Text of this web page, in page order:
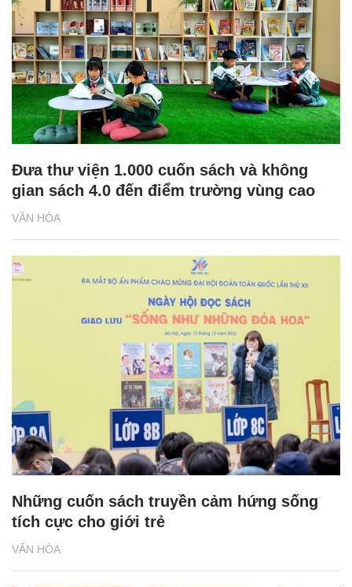
VĂN HÓA
Đưa thư viện 1.000 cuốn sách và không
gian sách 4.0 đến điểm trường vùng cao
VĂN HÓA
Những cuốn sách truyền cảm hứng sống
tích cực cho giới trẻ